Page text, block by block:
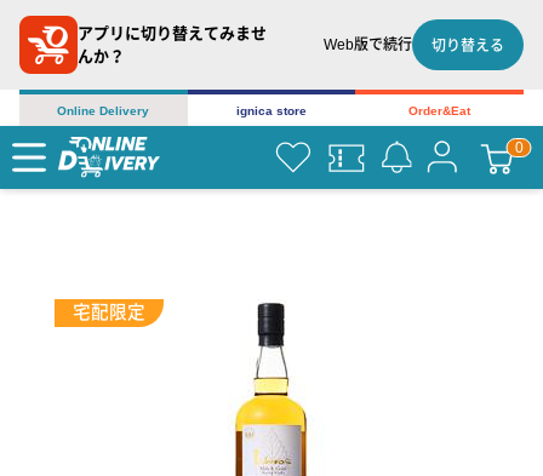
アプリに切り替えてみませ
んか？
Web版で続行 切り替える
Online Delivery ignica store Order&Eat
宅配限定